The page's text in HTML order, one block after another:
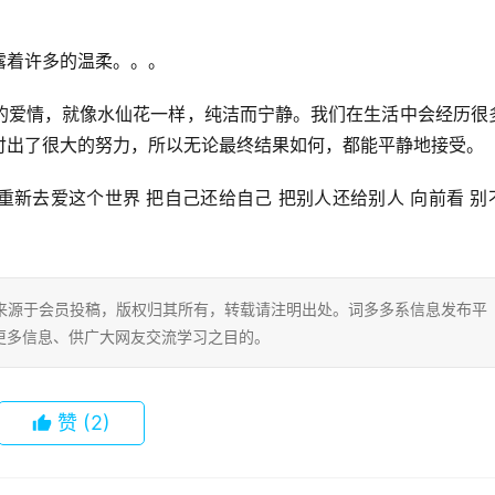
许多的温柔。。。
情，就像水仙花一样，纯洁而宁静。我们在生活中会经历很
了很大的努力，所以无论最终结果如何，都能平静地接受。
新去爱这个世界 把自己还给自己 把别人还给别人 向前看 别
于会员投稿，版权归其所有，转载请注明出处。词多多系信息发布平
信息、供广大网友交流学习之目的。
赞 (2)